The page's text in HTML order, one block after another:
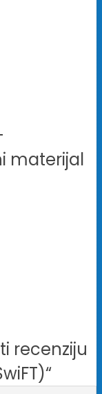
materijal
recenziju